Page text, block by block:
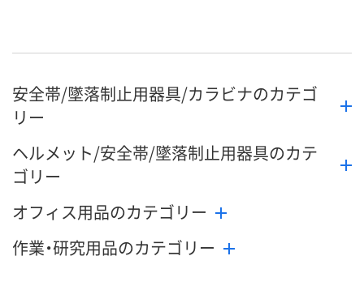
安全帯/墜落制止用器具/カラビナのカテゴ
リー
ヘルメット/安全帯/墜落制止用器具のカテ
ゴリー
オフィス用品のカテゴリー
作業・研究用品のカテゴリー